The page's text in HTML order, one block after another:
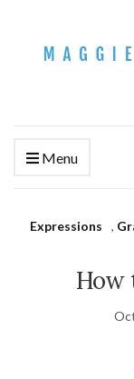
Menu
Expressions ,
How